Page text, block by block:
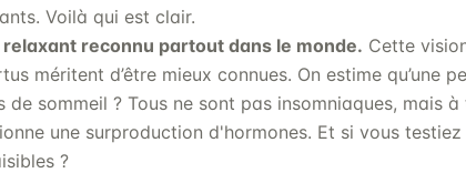
Voilà qui est clair.
reconnu partout dans le monde. Cette
méritent d’être mieux connues. On estime qu’une
sommeil ? Tous ne sont pas insomniaques, mais à
une surproduction d'hormones. Et si vous testiez
?